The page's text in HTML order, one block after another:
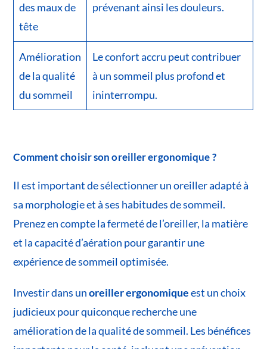
des maux de
tête
prévenant ainsi les douleurs.
Amélioration
de la qualité
du sommeil
Le confort accru peut contribuer
à un sommeil plus profond et
ininterrompu.
Comment choisir son oreiller ergonomique ?
Il est important de sélectionner un oreiller adapté à
sa morphologie et à ses habitudes de sommeil.
Prenez en compte la fermeté de l’oreiller, la matière
et la capacité d’aération pour garantir une
expérience de sommeil optimisée.
Investir dans unoreiller ergonomiqueest un choix
judicieux pour quiconque recherche une
amélioration de la qualité de sommeil. Les bénéfices